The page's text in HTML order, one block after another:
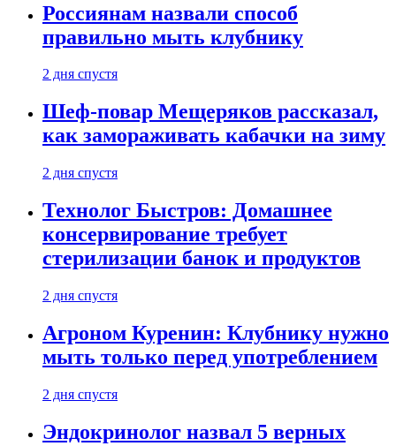
Россиянам назвали способ
правильно мыть клубнику
2 дня спустя
Шеф-повар Мещеряков рассказал,
как замораживать кабачки на зиму
2 дня спустя
Технолог Быстров: Домашнее
консервирование требует
стерилизации банок и продуктов
2 дня спустя
Агроном Куренин: Клубнику нужно
мыть только перед употреблением
2 дня спустя
Эндокринолог назвал 5 верных